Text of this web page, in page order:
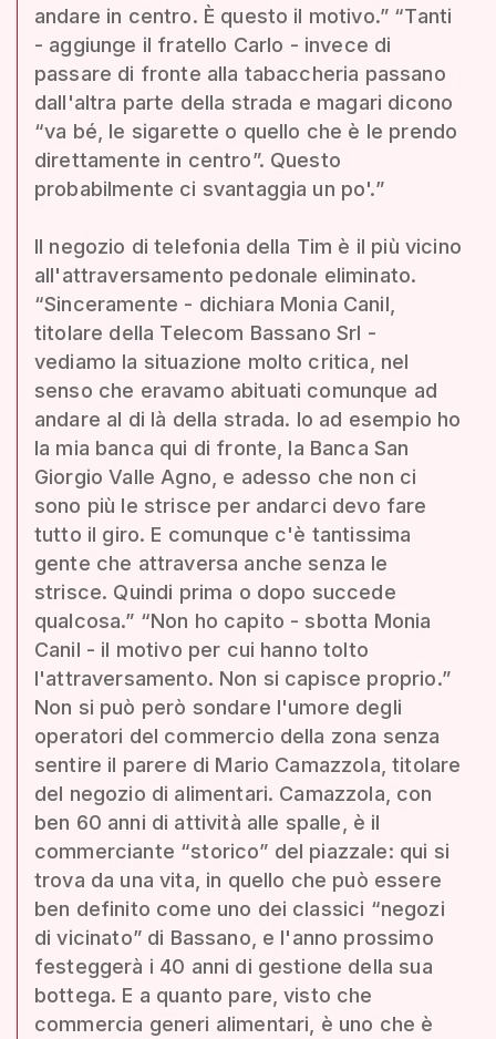
andare in centro. È questo il motivo.” “Tanti
- aggiunge il fratello Carlo - invece di
passare di fronte alla tabaccheria passano
dall'altra parte della strada e magari dicono
“va bé, le sigarette o quello che è le prendo
direttamente in centro”. Questo
probabilmente ci svantaggia un po'.”
Il negozio di telefonia della Tim è il più vicino
all'attraversamento pedonale eliminato.
“Sinceramente - dichiara Monia Canil,
titolare della Telecom Bassano Srl -
vediamo la situazione molto critica, nel
senso che eravamo abituati comunque ad
andare al di là della strada. Io ad esempio ho
la mia banca qui di fronte, la Banca San
Giorgio Valle Agno, e adesso che non ci
sono più le strisce per andarci devo fare
tutto il giro. E comunque c'è tantissima
gente che attraversa anche senza le
strisce. Quindi prima o dopo succede
qualcosa.” “Non ho capito - sbotta Monia
Canil - il motivo per cui hanno tolto
l'attraversamento. Non si capisce proprio.”
Non si può però sondare l'umore degli
operatori del commercio della zona senza
sentire il parere di Mario Camazzola, titolare
del negozio di alimentari. Camazzola, con
ben 60 anni di attività alle spalle, è il
commerciante “storico” del piazzale: qui si
trova da una vita, in quello che può essere
ben definito come uno dei classici “negozi
di vicinato” di Bassano, e l'anno prossimo
festeggerà i 40 anni di gestione della sua
bottega. E a quanto pare, visto che
commercia generi alimentari, è uno che è